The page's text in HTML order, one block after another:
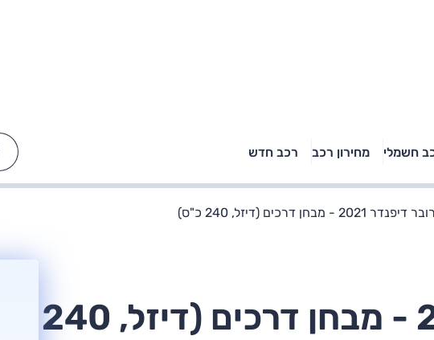
חשמלי מחירון רכב רכב חדש
טויוטה ראב 4, קיה
ספורטאז' לונג ויונדאי
הנייר ועל הכביש
רכבי הסלבס: על מה נוסע
2021 - מבחן דרכים (דיזל, 240 כ"ס)
לנד רובר דיפנדר 2021 - מבחן דרכים (דיזל, 240